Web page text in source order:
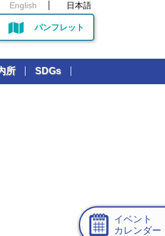
English 日本語
パンフレット
所 SDGs
イベント
カレンダー